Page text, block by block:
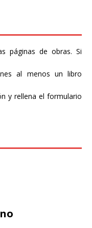
páginas de obras. Si
al menos un libro
y rellena el formulario